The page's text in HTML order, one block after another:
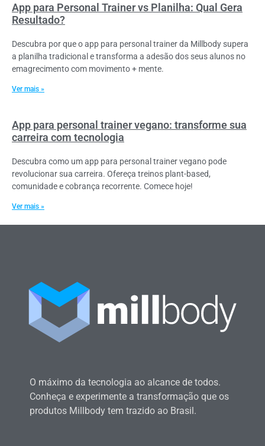
App para Personal Trainer vs Planilha: Qual Gera
Resultado?
Descubra por que o app para personal trainer da Millbody supera
a planilha tradicional e transforma a adesão dos seus alunos no
emagrecimento com movimento + mente.
Ver mais »
App para personal trainer vegano: transforme sua
carreira com tecnologia
Descubra como um app para personal trainer vegano pode
revolucionar sua carreira. Ofereça treinos plant-based,
comunidade e cobrança recorrente. Comece hoje!
Ver mais »
O máximo da tecnologia ao alcance de todos.
Conheça e experimente a transformação que os
produtos Millbody tem trazido ao Brasil.